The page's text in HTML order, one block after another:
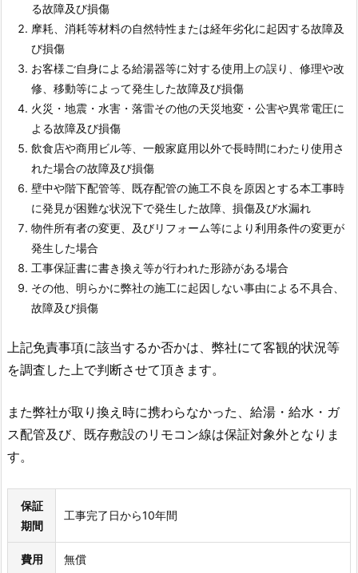
る故障及び損傷
摩耗、消耗等材料の自然特性または経年劣化に起因する故障及
び損傷
お客様ご自身による給湯器等に対する使用上の誤り、修理や改
修、移動等によって発生した故障及び損傷
火災・地震・水害・落雷その他の天災地変・公害や異常電圧に
よる故障及び損傷
飲食店や商用ビル等、一般家庭用以外で長時間にわたり使用さ
れた場合の故障及び損傷
壁中や階下配管等、既存配管の施工不良を原因とする本工事時
に発見が困難な状況下で発生した故障、損傷及び水漏れ
物件所有者の変更、及びリフォーム等により利用条件の変更が
発生した場合
工事保証書に書き換え等が行われた形跡がある場合
その他、明らかに弊社の施工に起因しない事由による不具合、
故障及び損傷
上記免責事項に該当するか否かは、弊社にて客観的状況等
を調査した上で判断させて頂きます。
また弊社が取り換え時に携わらなかった、給湯・給水・ガ
ス配管及び、既存敷設のリモコン線は保証対象外となりま
す。
保証
期間
工事完了日から10年間
費用 無償